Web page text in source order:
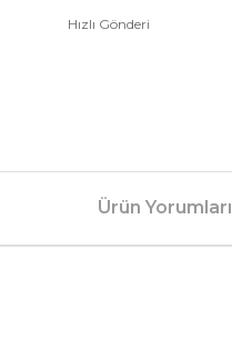
Hızlı Gönderi
Ürün Yorumları